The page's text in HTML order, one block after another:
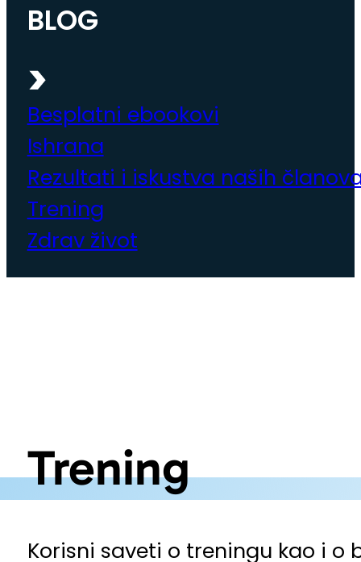
BLOG
Besplatni ebookovi
Ishrana
Rezultati i iskustva naših
Trening
Zdrav život
Trening
Korisni saveti o treningu kao i o